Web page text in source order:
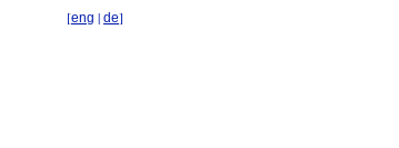
[eng | de]